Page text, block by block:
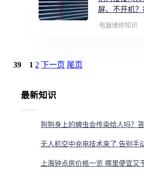
屏、不开机
电器维修知识
39 1 2 下一页 尾页
最新知识
无人机空中充电技术来了 告别手
上海钟点房价格一览 哪里便宜又